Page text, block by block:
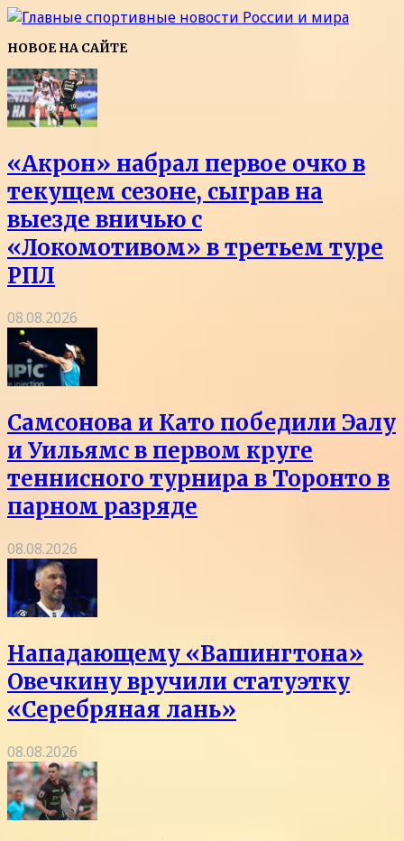
НОВОЕ НА САЙТЕ
«Акрон» набрал первое очко в
текущем сезоне, сыграв на
выезде вничью с
«Локомотивом» в третьем туре
РПЛ
08.08.2026
Самсонова и Като победили Эалу
и Уильямс в первом круге
теннисного турнира в Торонто в
парном разряде
08.08.2026
Нападающему «Вашингтона»
Овечкину вручили статуэтку
«Серебряная лань»
08.08.2026